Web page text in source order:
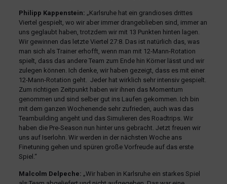
Philipp Kappenstein: „Karlsruhe hat ein grandioses drittes
Viertel gespielt, wo wir aber immer drangeblieben sind, immer an
uns geglaubt haben, trotzdem wir mit 13 Punkten hinten lagen.
Wir gewinnen das letzte Viertel 27:8. Das ist natürlich das, was
man sich als Trainer erhofft, wenn man mit 12-Mann-Rotation
spielt, dass das andere Team zum Ende hin Körner lässt und wir
zulegen können. Ich denke, wir haben gezeigt, dass es mit einer
12-Mann-Rotation geht. Jeder hat wirklich sehr intensiv gespielt.
Zum richtigen Zeitpunkt haben wir ihnen das Momentum
genommen und sind selber gut ins Laufen gekommen. Ich bin
mit dem ganzen Wochenende sehr zufrieden, auch was das
Teambuilding angeht und das Simulieren des Roadtrips. Wir
haben die Pre-Season nun hinter uns gebracht. Jetzt freuen wir
uns auf Iserlohn. Wir werden in der nächsten Woche ans
Finetuning gehen und spüren große Vorfreude auf das erste
Spiel.“
Malcolm Delpeche: „Wir haben in Karlsruhe ein starkes Spiel